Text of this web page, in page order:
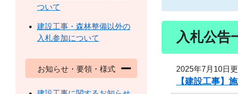
入札公告
2025年7月10日
【建設工事】
ついて
建設工事・森林整備以外の
入札参加について
お知らせ・要領・様式